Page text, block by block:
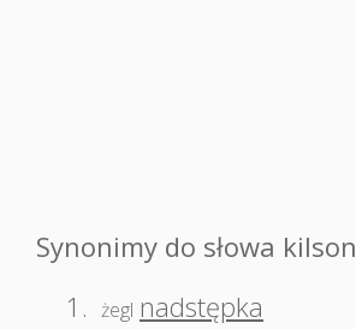
Synonimy do słowa kilson
1. żegl nadstępka